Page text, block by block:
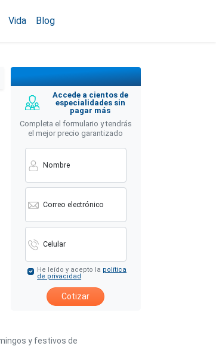
Vida Blog
Accede a cientos de
especialidades sin
pagar más
Completa el formulario y tendrás
el mejor precio garantizado
Nombre
Correo electrónico
Celular
He leído y acepto la política
de privacidad
Cotizar
y festivos de